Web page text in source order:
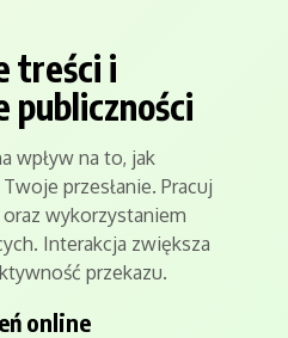
treści i
publiczności
wpływ na to, jak
przesłanie. Pracuj
wykorzystaniem
Interakcja zwiększa
przekazu.
online